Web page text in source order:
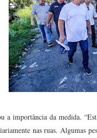
a importância da medida.
nas ruas. Algumas